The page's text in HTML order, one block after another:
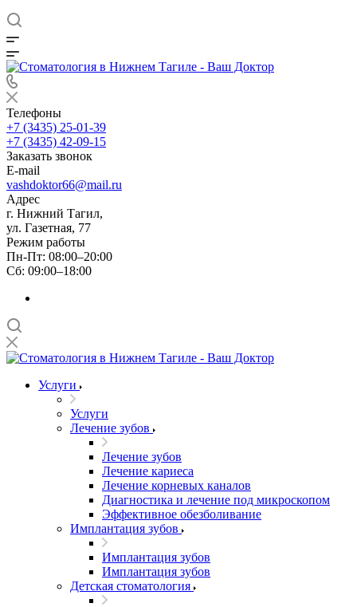
Телефоны
+7 (3435) 25-01-39
+7 (3435) 42-09-15
Заказать звонок
E-mail
vashdoktor66@mail.ru
Адрес
г. Нижний Тагил,
ул. Газетная, 77
Режим работы
Пн-Пт: 08:00–20:00
Сб: 09:00–18:00
Услуги
Услуги
Лечение зубов
Лечение зубов
Лечение кариеса
Лечение корневых каналов
Диагностика и лечение под микроскопом
Эффективное обезболивание
Имплантация зубов
Имплантация зубов
Имплантация зубов
Детская стоматология